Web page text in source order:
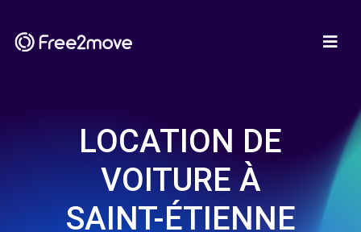
LOCATION DE
VOITURE À
SAINT-ÉTIENNE